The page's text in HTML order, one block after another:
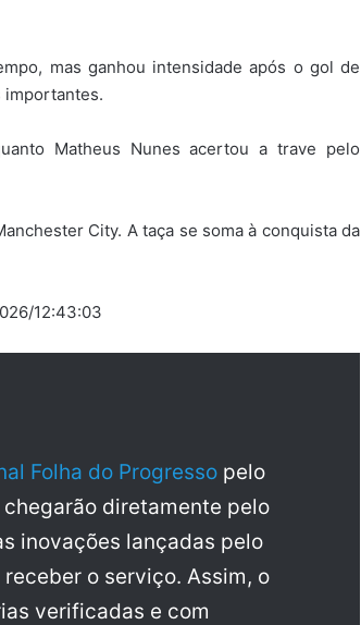
mas ganhou intensidade após o gol de
importantes.
Matheus Nunes acertou a trave pelo
City. A taça se soma à conquista da
12:43:03
Folha do Progresso pelo
diretamente pelo
inovações lançadas pelo
o serviço. Assim, o
verificadas e com